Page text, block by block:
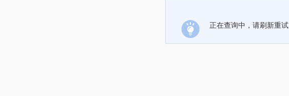
正在查询中，请刷新重试